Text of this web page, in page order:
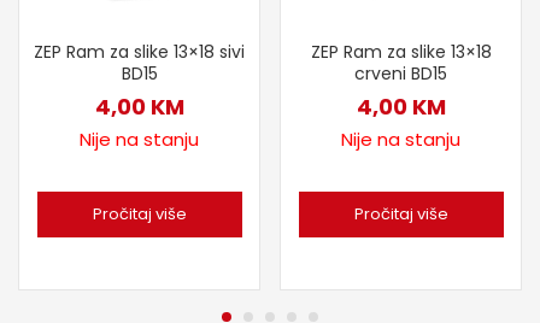
ZEP Ram za slike 13×18 sivi
BD15
4,00 KM
Nije na stanju
Pročitaj više
ZEP Ram za slike 13×18
crveni BD15
4,00 KM
Nije na stanju
Pročitaj više